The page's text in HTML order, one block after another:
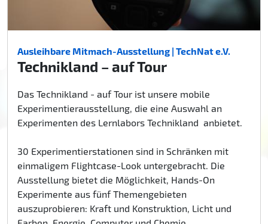
Ausleihbare Mitmach-Ausstellung | TechNat e.V.
Technikland – auf Tour
Das Technikland - auf Tour ist unsere mobile
Experimentierausstellung, die eine Auswahl an
Experimenten des Lernlabors Technikland anbietet.
30 Experimentierstationen sind in Schränken mit
einmaligem Flightcase-Look untergebracht. Die
Ausstellung bietet die Möglichkeit, Hands-On
Experimente aus fünf Themengebieten
auszuprobieren: Kraft und Konstruktion, Licht und